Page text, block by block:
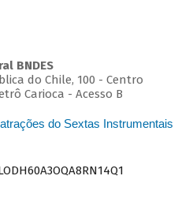
BNDES
do Chile, 100 - Centro
Carioca - Acesso B
do Sextas Instrumentais